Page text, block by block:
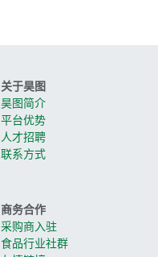
关于昊图
昊图简介
平台优势
人才招聘
联系方式
商务合作
采购商入驻
食品行业社群